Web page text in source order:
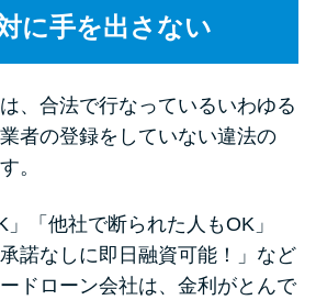
に手を出さない
、合法で行なっているいわゆる
者の登録をしていない違法の
。
」「他社で断られた人もOK」
承諾なしに即日融資可能！」など
ドローン会社は、金利がとんで